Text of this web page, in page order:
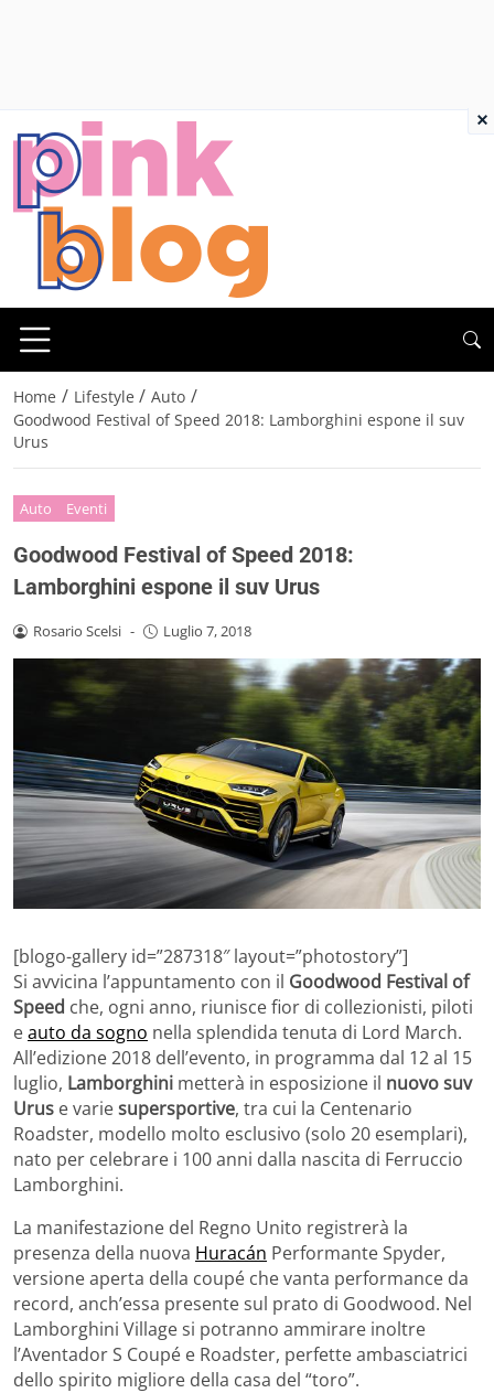
Home / Lifestyle / Auto /
Goodwood Festival of Speed 2018: Lamborghini espone il suv
Urus
Auto Eventi
Goodwood Festival of Speed 2018:
Lamborghini espone il suv Urus
Rosario Scelsi - Luglio 7, 2018
[blogo-gallery id=”287318″ layout=”photostory”]
Si avvicina l’appuntamento con il Goodwood Festival of
Speed che, ogni anno, riunisce fior di collezionisti, piloti
eauto da sogno nella splendida tenuta di Lord March.
All’edizione 2018 dell’evento, in programma dal 12 al 15
luglio, Lamborghini metterà in esposizione il nuovo suv
Urus e variesupersportive, tra cui la Centenario
Roadster, modello molto esclusivo (solo 20 esemplari),
nato per celebrare i 100 anni dalla nascita di Ferruccio
Lamborghini.
La manifestazione del Regno Unito registrerà la
presenza della nuova Huracán Performante Spyder,
versione aperta della coupé che vanta performance da
record, anch’essa presente sul prato di Goodwood. Nel
Lamborghini Village si potranno ammirare inoltre
l’Aventador S Coupé e Roadster, perfette ambasciatrici
dello spirito migliore della casa del “toro”.
×